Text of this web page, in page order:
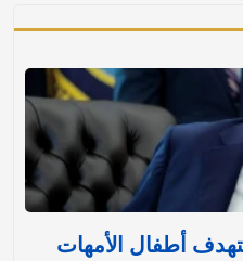
أطفال الأمهات